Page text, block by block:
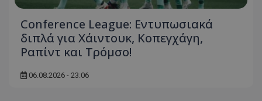
Conference League: Εντυπωσιακά
διπλά για Χάιντουκ, Κοπεγχάγη,
Ραπίντ και Τρόμσο!
06.08.2026 - 23:06